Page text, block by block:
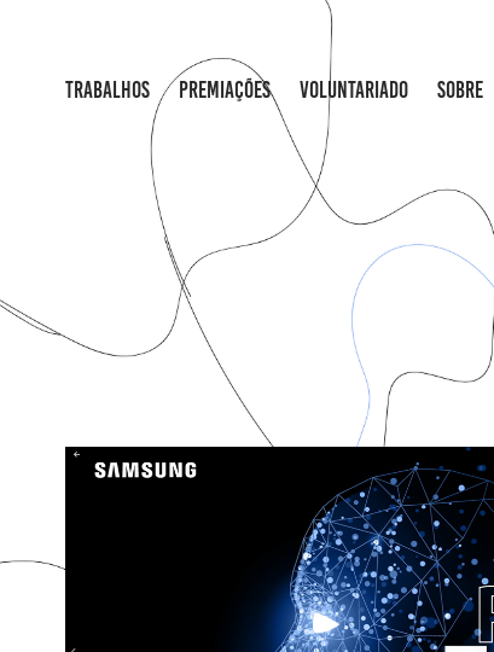
TRABALHOS PREMIAÇÕES VOLUNTARIADO SOBRE